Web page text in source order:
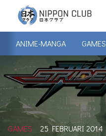
ANIME-MANGA GAMES
GAMES 25 FEBRUARI 2014